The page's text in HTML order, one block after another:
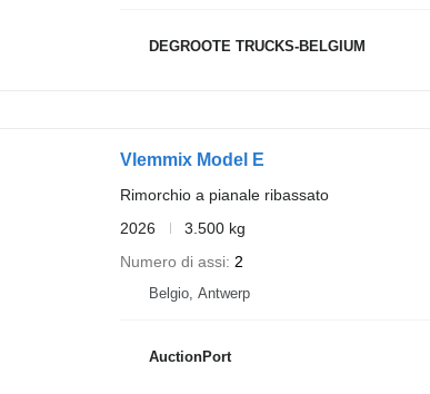
DEGROOTE TRUCKS-BELGIUM
Vlemmix Model E
Rimorchio a pianale ribassato
2026
3.500 kg
Numero di assi 2
Belgio, Antwerp
AuctionPort